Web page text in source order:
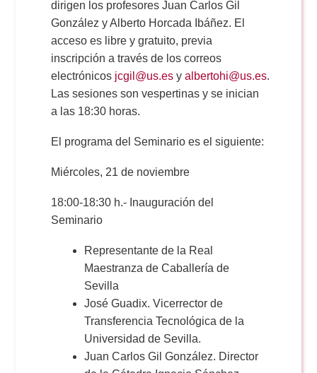
dirigen los profesores Juan Carlos Gil
González y Alberto Horcada Ibáñez. El
acceso es libre y gratuito, previa
inscripción a través de los correos
electrónicos jcgil@us.es yalbertohi@us.es.
Las sesiones son vespertinas y se inician
a las 18:30 horas.
El programa del Seminario es el siguiente:
Miércoles, 21 de noviembre
18:00-18:30 h.- Inauguración del
Seminario
Representante de la Real
Maestranza de Caballería de
Sevilla
José Guadix. Vicerrector de
Transferencia Tecnológica de la
Universidad de Sevilla.
Juan Carlos Gil González. Director